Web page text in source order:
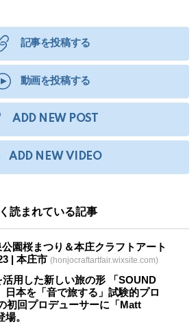
記事を投稿する
動画を投稿する
ADD NEW POST
ADD NEW VIDEO
読まれている記事
園桜まつり＆本庄クラフトアート
| 本庄市 (honjocraftartfair.wixsite.com)
用した新しい旅の形 「SOUND
日本を「音で旅する」試験的プロ
初回プロデューサーに「Matt
。